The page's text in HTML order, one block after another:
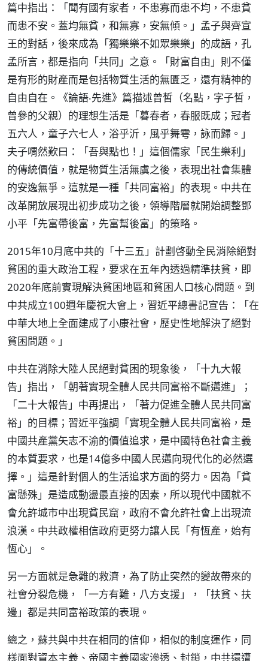
篇中指出：「聞有國有家者，不患寡而患不均，不患貧
而患不安。蓋均無貧，和無寡，安無傾。」孟子與齊宣
王的對話，後來成為「獨樂樂不如眾樂樂」的成語，孔
孟所言，都是指向「共同」之意。「財富自由」則不僅
是有形的財產而是包括物質生活的無匱乏，還有精神的
自由自在。《論語‧先進》篇描述曾皙（名點，字子皙，
曾參的父親）的理想生活是「暮春者，春服既成；冠者
五六人，童子六七人，浴乎沂，風乎舞雩，詠而歸。」
夫子喟然歎曰：「吾與點也！」這個儒家「民生樂利」
的傳統價值，就是物質生活無虞之後，表現出社會集體
的安逸無爭。這就是一種「共同富裕」的表現。中共在
改革開放展現出初步成功之後，領導階層就開始調整鄧
小平「先富帶後富，先富幫後富」的策略。
2015年10月底中共的「十三五」計劃啓動全民消除絕對
貧困的重大政治工程，要求在五年內透過精準扶貧，即
2020年底前實現解決貧困地區和貧困人口核心問題。到
中共成立100週年慶祝大會上，習近平總書記宣告：「在
中華大地上全面建成了小康社會，歷史性地解決了絕對
貧困問題。」
中共在消除大陸人民絕對貧困的現象後，「十九大報
告」指出，「朝著實現全體人民共同富裕不斷邁進」；
「二十大報告」中再提出，「著力促進全體人民共同富
裕」的目標；習近平強調「實現全體人民共同富裕，是
中國共產黨矢志不渝的價值追求，是中國特色社會主義
的本質要求，也是14億多中國人民邁向現代化的必然選
擇。」這是針對個人的生活追求方面的努力。因為「貧
富懸殊」是造成動盪最直接的因素，所以現代中國就不
會允許城市中出現貧民窟，政府不會允許社會上出現流
浪漢。中共政權相信政府更努力讓人民「有恆產，始有
恆心」。
另一方面就是急難的救濟，為了防止突然的變故帶來的
社會分裂危機，「一方有難，八方支援」，「扶貧、扶
邊」都是共同富裕政策的表現。
總之，蘇共與中共在相同的信仰，相似的制度運作，同
樣面對資本主義、帝國主義國家滲透、封鎖，中共還遭